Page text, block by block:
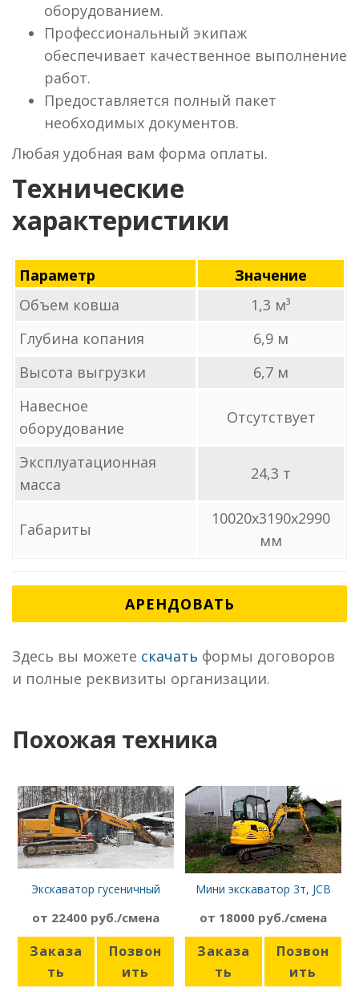
оборудованием.
Профессиональный экипаж
обеспечивает качественное выполнение
работ.
Предоставляется полный пакет
необходимых документов.
Любая удобная вам форма оплаты.
Технические
характеристики
Параметр
Значение
Объем ковша
1,3 м³
Глубина копания
6,9 м
Высота выгрузки
6,7 м
Навесное
оборудование
Отсутствует
Эксплуатационная
масса
24,3 т
Габариты
10020x3190x2990
мм
АРЕНДОВАТЬ
Здесь вы можете скачать формы договоров
и полные реквизиты организации.
Похожая техника
Экскаватор гусеничный
от 22400 руб./смена
Заказа
ть
Позвон
ить
Мини экскаватор 3т, JCB
от 18000 руб./смена
Заказа
ть
Позвон
ить